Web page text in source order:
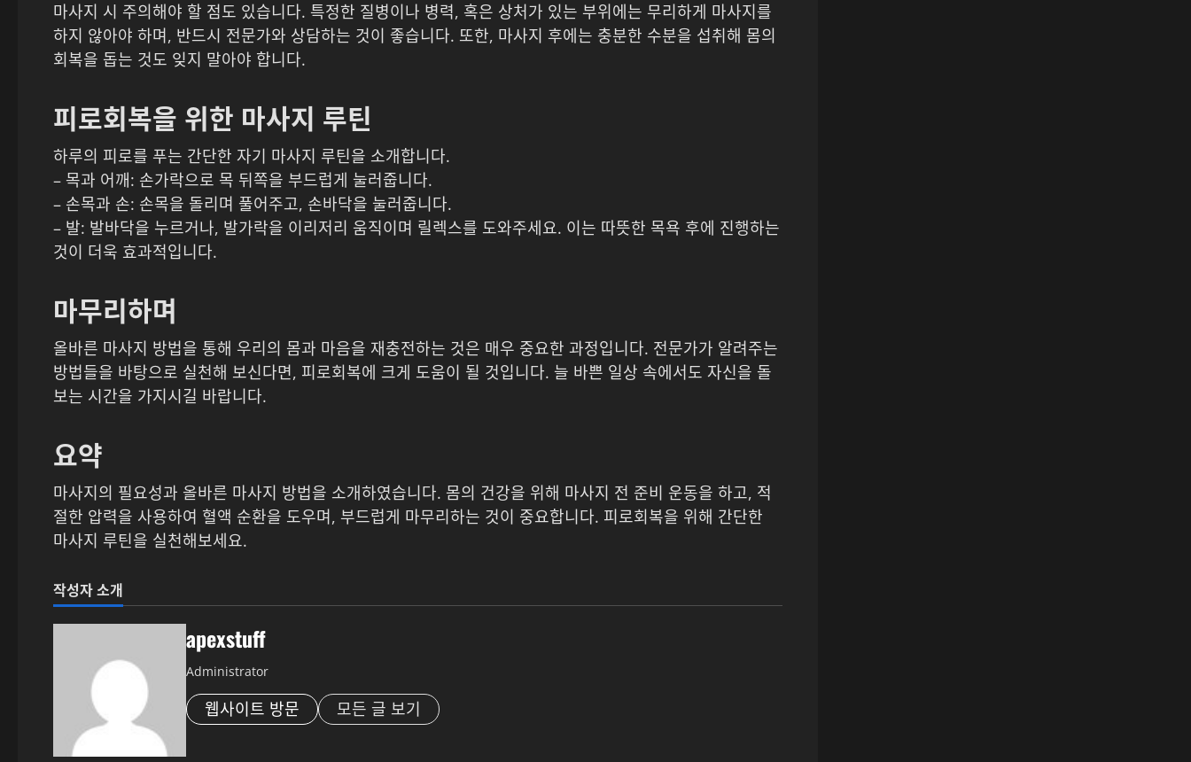
마사지 시 주의해야 할 점도 있습니다. 특정한 질병이나 병력, 혹은 상처가 있는 부위에는 무리하게 마사지를
하지 않아야 하며, 반드시 전문가와 상담하는 것이 좋습니다. 또한, 마사지 후에는 충분한 수분을 섭취해 몸의
회복을 돕는 것도 잊지 말아야 합니다.
피로회복을 위한 마사지 루틴
하루의 피로를 푸는 간단한 자기 마사지 루틴을 소개합니다.
– 목과 어깨: 손가락으로 목 뒤쪽을 부드럽게 눌러줍니다.
– 손목과 손: 손목을 돌리며 풀어주고, 손바닥을 눌러줍니다.
– 발: 발바닥을 누르거나, 발가락을 이리저리 움직이며 릴렉스를 도와주세요. 이는 따뜻한 목욕 후에 진행하는
것이 더욱 효과적입니다.
마무리하며
올바른 마사지 방법을 통해 우리의 몸과 마음을 재충전하는 것은 매우 중요한 과정입니다. 전문가가 알려주는
방법들을 바탕으로 실천해 보신다면, 피로회복에 크게 도움이 될 것입니다. 늘 바쁜 일상 속에서도 자신을 돌
보는 시간을 가지시길 바랍니다.
요약
마사지의 필요성과 올바른 마사지 방법을 소개하였습니다. 몸의 건강을 위해 마사지 전 준비 운동을 하고, 적
절한 압력을 사용하여 혈액 순환을 도우며, 부드럽게 마무리하는 것이 중요합니다. 피로회복을 위해 간단한
마사지 루틴을 실천해보세요.
작성자 소개
apexstuff
Administrator
웹사이트 방문 모든 글 보기